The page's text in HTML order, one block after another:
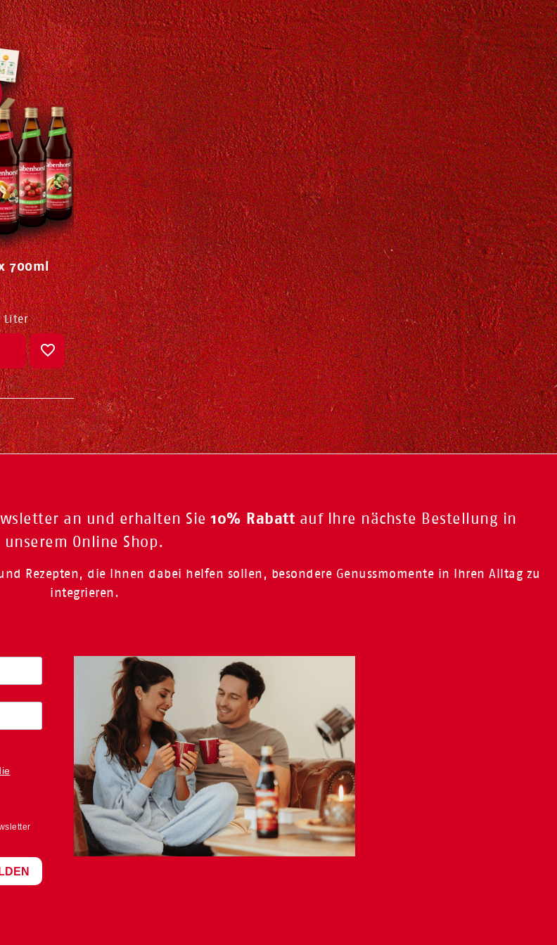
700ml
Liter
an und erhalten Sie 10% Rabattauf Ihre nächste Bestellung in
unserem Online Shop.
Rezepten, die Ihnen dabei helfen sollen, besondere Genussmomente in Ihren Alltag zu
integrieren.